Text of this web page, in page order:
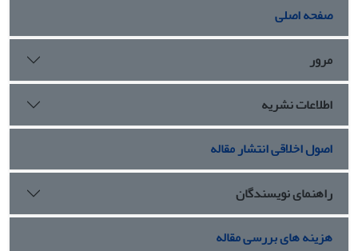
صفحه اصلی
مرور
اطلاعات نشریه
اصول اخلاقی انتشار مقاله
راهنمای نویسندگان
هزینه های بررسی مقاله